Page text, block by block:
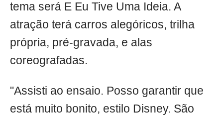
tema será E Eu Tive Uma Ideia. A
atração terá carros alegóricos, trilha
própria, pré-gravada, e alas
coreografadas.
"Assisti ao ensaio. Posso garantir que
está muito bonito, estilo Disney. São